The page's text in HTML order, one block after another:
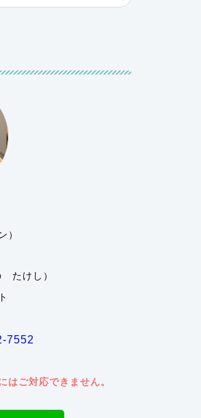
）
けし）
7552
はご対応できません。